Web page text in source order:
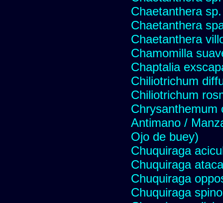
Chaetanthera
Chaetanthera
Chaetanthera
Chamomilla
Chaptalia
Chiliotrichum
Chiliotrichum
Chrysanthemum
Antimano /
Ojo de buey)
Chuquiraga
Chuquiraga
Chuquiraga
Chuquiraga